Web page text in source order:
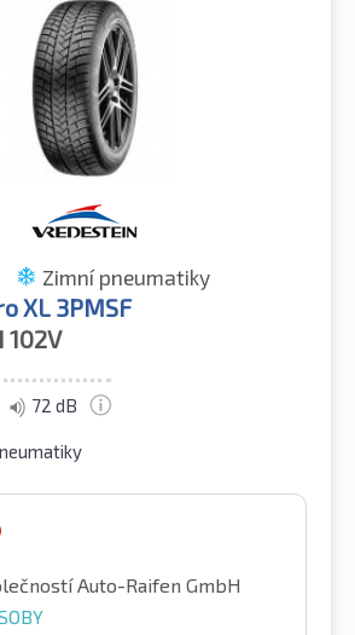
Zimní pneumatiky
XL 3PMSF
102V
72 dB
Auto-Raifen GmbH